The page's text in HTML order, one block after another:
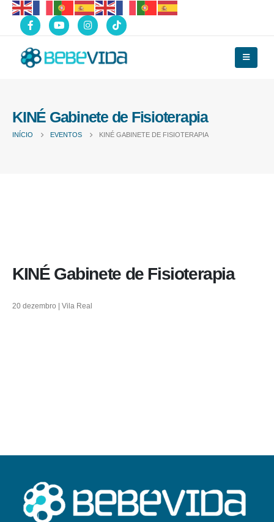
KINÉ Gabinete de Fisioterapia
INÍCIO EVENTOS KINÉ GABINETE DE FISIOTERAPIA
KINÉ Gabinete de Fisioterapia
20 dezembro | Vila Real